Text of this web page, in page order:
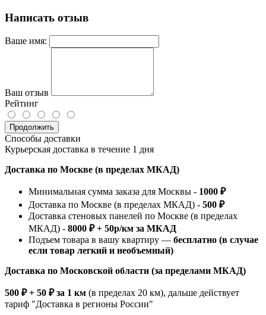
Написать отзыв
Ваше имя:
Ваш отзыв
Рейтинг
Продолжить
Способы доставки
Курьерская доставка в течение 1 дня
Доставка по Москве (в пределах МКАД)
Минимальная сумма заказа для Москвы - 1000 ₽
Доставка по Москве (в пределах МКАД) - 500 ₽
Доставка стеновых панелей по Москве (в пределах
МКАД) - 8000 ₽ + 50р/км за МКАД
Подъем товара в вашу квартиру — бесплатно (в случае
если товар легкий и необъемный)
Доставка по Московской области (за пределами МКАД)
500 ₽ + 50 ₽ за 1 км (в пределах 20 км), дальше действует
тариф "Доставка в регионы России"